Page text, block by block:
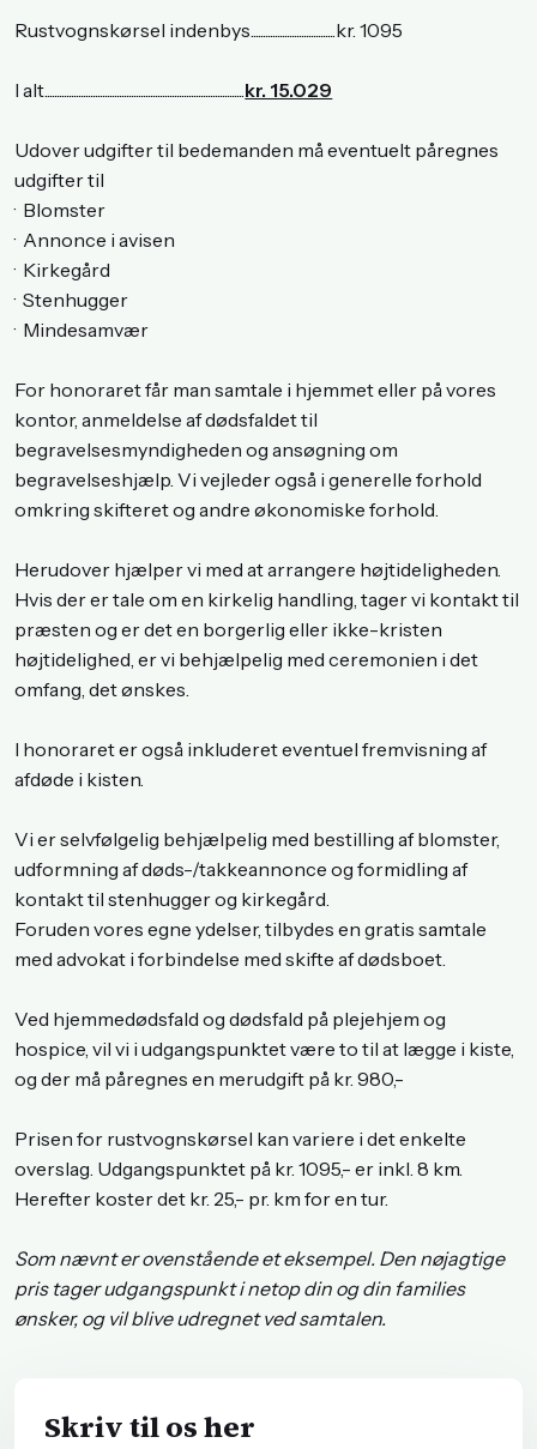
Rustvognskørsel indenbys...................................kr. 1095
I alt...................................................................................kr. 15.029
Udover udgifter til bedemanden må eventuelt påregnes
udgifter til
·​ Blomster
·​ Annonce i avisen
·​ Kirkegård
·​ Stenhugger
·​ Mindesamvær
For honoraret får man samtale i hjemmet eller på vores
kontor, anmeldelse af dødsfaldet til
begravelsesmyndigheden og ansøgning om
begravelseshjælp. Vi vejleder også i generelle forhold
omkring skifteret og andre økonomiske forhold.
Herudover hjælper vi med at arrangere højtideligheden.
Hvis der er tale om en kirkelig handling, tager vi kontakt til
præsten og er det en borgerlig eller ikke-kristen
højtidelighed, er vi behjælpelig med ceremonien i det
omfang, det ønskes.
I honoraret er også inkluderet eventuel fremvisning af
afdøde i kisten.
Vi er selvfølgelig behjælpelig med bestilling af blomster,
udformning af døds-/takkeannonce og formidling af
kontakt til stenhugger og kirkegård.
Foruden vores egne ydelser, tilbydes en gratis samtale
med advokat i forbindelse med skifte af dødsboet.
Ved hjemmedødsfald og dødsfald på plejehjem og
hospice, vil vi i udgangspunktet være to til at lægge i kiste,
og der må påregnes en merudgift på kr. 980,-
Prisen for rustvognskørsel kan variere i det enkelte
overslag. Udgangspunktet på kr. 1095,- er inkl. 8 km.
Herefter koster det kr. 25,- pr. km for en tur.
Som nævnt er ovenstående et eksempel. Den nøjagtige
pris tager udgangspunkt i netop din og din families
ønsker, og vil blive udregnet ved samtalen.
Skriv til os her